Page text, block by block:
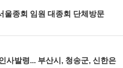
울종회 임원 대종회 단체방문
사발령... 부산시, 청송군, 신한은